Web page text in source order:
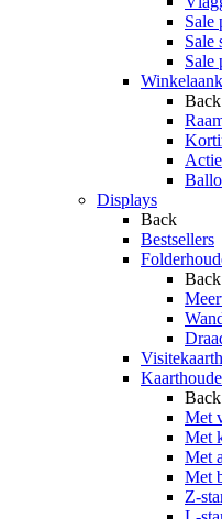
Sale
Sale
Sale
Back
Displays
Back
Bestsellers
Back
Back
Met
Met
Met
Met
Z-